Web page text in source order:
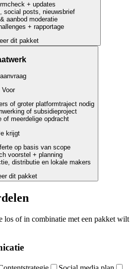
+ updates
social posts, nieuwsbrief
aanbod moderatie
+ rapportage
dit pakket
Voor
of groter platformtraject nodig
of subsidieproject
of meerdelige opdracht
krijgt
op basis van scope
voorstel + planning
distributie en lokale makers
dit pakket
los of in combinatie met een pakket wilt